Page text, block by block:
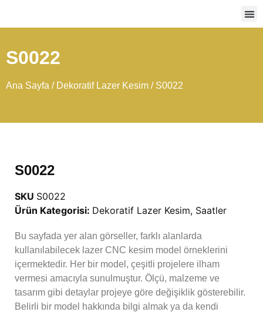
S0022
Ana Sayfa / Dekoratif Lazer Kesim / S0022
S0022
SKU S0022
Ürün Kategorisi: Dekoratif Lazer Kesim, Saatler
Bu sayfada yer alan görseller, farklı alanlarda
kullanılabilecek lazer CNC kesim model örneklerini
içermektedir. Her bir model, çeşitli projelere ilham
vermesi amacıyla sunulmuştur. Ölçü, malzeme ve
tasarım gibi detaylar projeye göre değişiklik gösterebilir.
Belirli bir model hakkında bilgi almak ya da kendi